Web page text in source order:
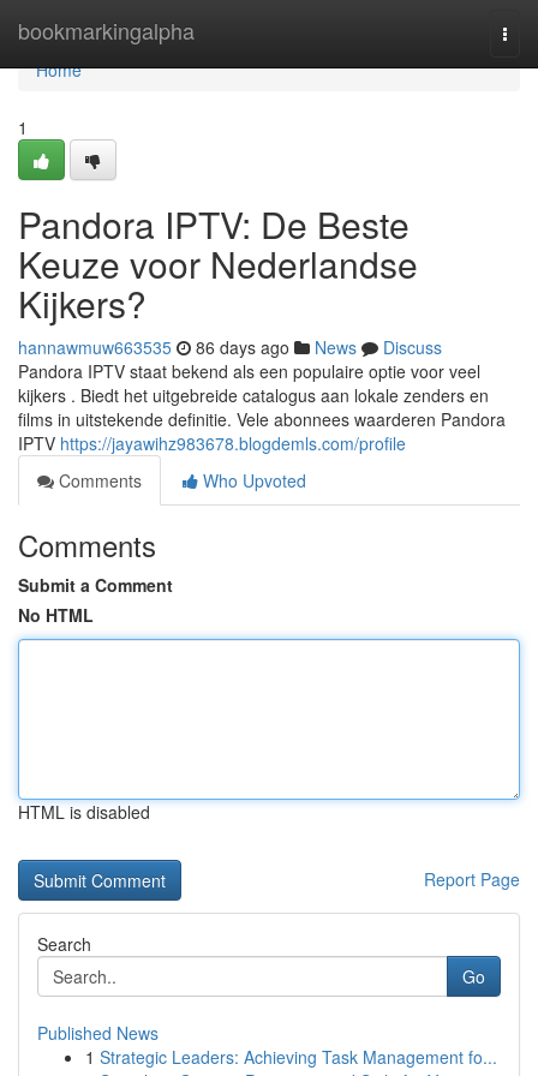
bookmarkingalpha
Home
Home
1
Pandora IPTV: De Beste
Keuze voor Nederlandse
Kijkers?
hannawmuw663535 86 days ago News
Discuss
Pandora IPTV staat bekend als een populaire optie voor veel
kijkers . Biedt het uitgebreide catalogus aan lokale zenders en
films in uitstekende definitie. Vele abonnees waarderen Pandora
IPTV https://jayawihz983678.blogdemls.com/profile
Comments
Who Upvoted
Comments
Submit a Comment
No HTML
HTML is disabled
Report Page
Search
Go
Published News
1 Strategic Leaders: Achieving Task Management fo...